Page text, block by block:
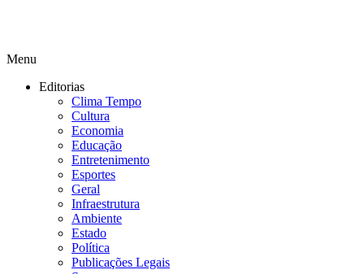
Menu
Editorias
Clima Tempo
Cultura
Economia
Educação
Entretenimento
Esportes
Geral
Infraestrutura
Ambiente
Estado
Política
Publicações Legais